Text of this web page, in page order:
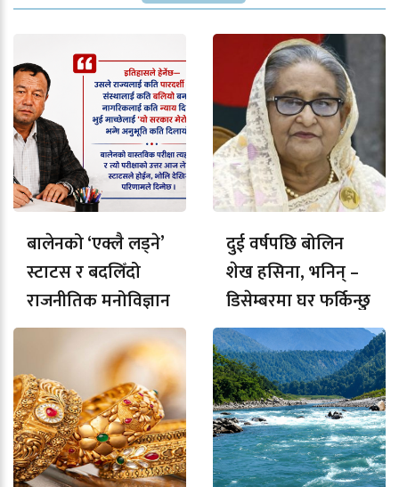
बालेनको ‘एक्लै लड्ने’
स्टाटस र बदलिँदो
राजनीतिक मनोविज्ञान
दुई वर्षपछि बोलिन
शेख हसिना, भनिन् –
डिसेम्बरमा घर फर्किन्छु